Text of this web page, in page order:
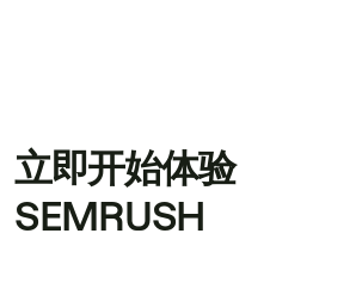
立即开始体验
SEMRUSH